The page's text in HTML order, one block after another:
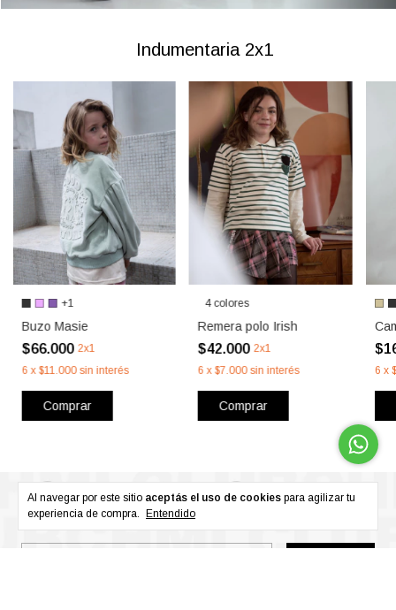
Al navegar por este sitio aceptás el uso de cookies para agilizar tu
experiencia de compra.
Entendido
Indumentaria 2x1
+1
Buzo Masie
$66.000 2x1
6 x $11.000 sin interés
Comprar
4 colores
Remera polo Irish
$42.0002x1
6 x$7.000 sin interés
Comprar
6 x